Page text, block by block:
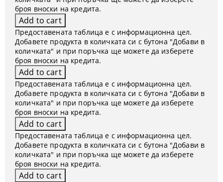
броя вноски на кредита.
Предоставената таблица е с информационна цел.
Добавете продукта в количката си с бутона "Добави в
количката" и при поръчка ще можете да изберете
броя вноски на кредита.
Предоставената таблица е с информационна цел.
Добавете продукта в количката си с бутона "Добави в
количката" и при поръчка ще можете да изберете
броя вноски на кредита.
Предоставената таблица е с информационна цел.
Добавете продукта в количката си с бутона "Добави в
количката" и при поръчка ще можете да изберете
броя вноски на кредита.